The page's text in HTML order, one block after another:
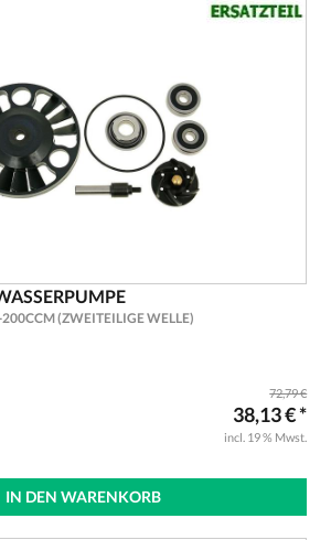
(ZWEITEILIGE WELLE)
72,79 €
38,13 € *
incl. 19 % Mwst.
IN DEN WARENKORB